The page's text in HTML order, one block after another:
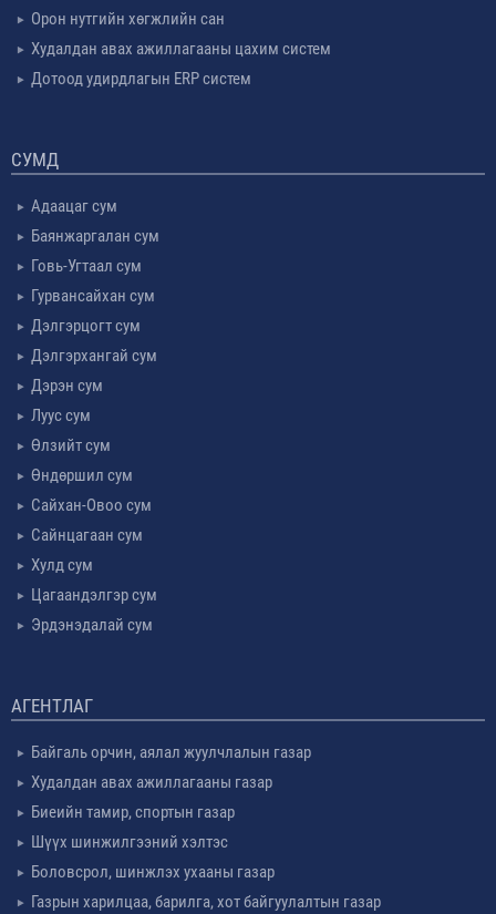
Орон нутгийн хөгжлийн сан
Худалдан авах ажиллагааны цахим систем
Дотоод удирдлагын ERP систем
СУМД
Адаацаг сум
Баянжаргалан сум
Говь-Угтаал сум
Гурвансайхан сум
Дэлгэрцогт сум
Дэлгэрхангай сум
Дэрэн сум
Луус сум
Өлзийт сум
Өндөршил сум
Сайхан-Овоо сум
Сайнцагаан сум
Хулд сум
Цагаандэлгэр сум
Эрдэнэдалай сум
АГЕНТЛАГ
Байгаль орчин, аялал жуулчлалын газар
Худалдан авах ажиллагааны газар
Биеийн тамир, спортын газар
Шүүх шинжилгээний хэлтэс
Боловсрол, шинжлэх ухааны газар
Газрын харилцаа, барилга, хот байгуулалтын газар